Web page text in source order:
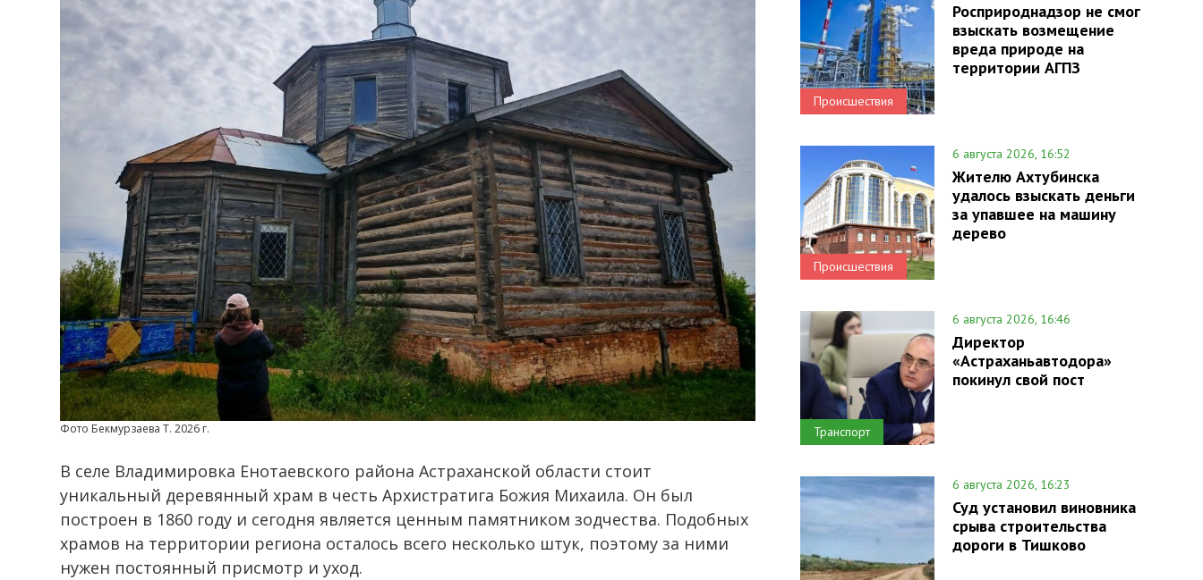
Фото Бекмурзаева Т. 2026 г.
В селе Владимировка Енотаевского района Астраханской области стоит
уникальный деревянный храм в честь Архистратига Божия Михаила. Он был
построен в 1860 году и сегодня является ценным памятником зодчества. Подобных
храмов на территории региона осталось всего несколько штук, поэтому за ними
нужен постоянный присмотр и уход.
Происшествия
Росприроднадзор не смог
взыскать возмещение
вреда природе на
территории АГПЗ
Происшествия
6 августа 2026, 16:52
Жителю Ахтубинска
удалось взыскать деньги
за упавшее на машину
дерево
Транспорт
6 августа 2026, 16:46
Директор
«Астраханьавтодора»
покинул свой пост
6 августа 2026, 16:23
Суд установил виновника
срыва строительства
дороги в Тишково